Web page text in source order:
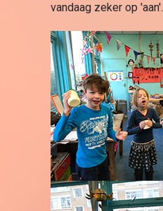
vandaag zeker op 'aan'.